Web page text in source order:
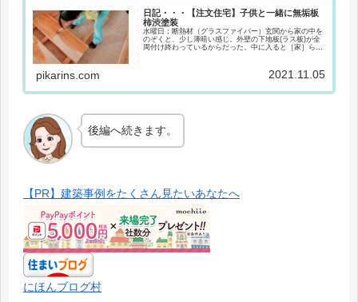
日記・・・【注文住宅】子供と一緒に無垢板
柿渋塗装
水曜日：断熱材（グラスファイバー）玄関から家の中を
のぞくと、少し薄暗い感じ。外壁の下地板(ラス板)が全
周付け終わっているからだった。中に入ると［家］らし
pikarins.com 2021.11.05
後編へ続きます。
【PR】建築事例をたくさん見たいあなたへ
にほんブログ村